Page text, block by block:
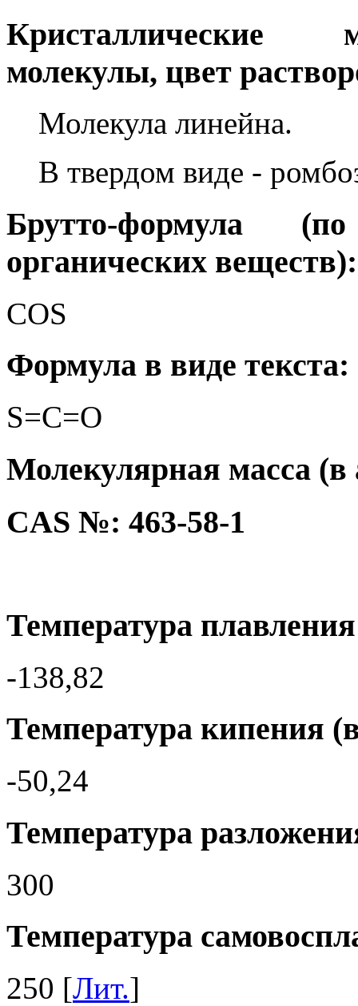
Кристаллические
молекулы, цвет
Молекула линейна.
В твердом виде -
Брутто-формула
органических веществ):
COS
Формула в виде текста:
S=C=O
Молекулярная масса (в
CAS №: 463-58-1
Температура
-138,82
Температура кипения
-50,24
Температура
300
Температура
250 [Лит.]